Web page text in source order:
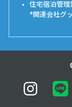
住宅宿泊管
*関連会社グ